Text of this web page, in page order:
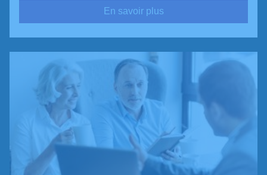
En savoir plus